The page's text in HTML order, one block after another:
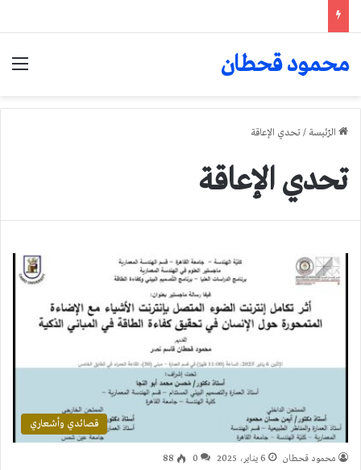
محمود قحطان
الرّئيسة /تحدي الإعاقة
تحدي الإعاقة
قصائدي وأشعاري
محمود قحطان 6 يناير، 2025 0
88